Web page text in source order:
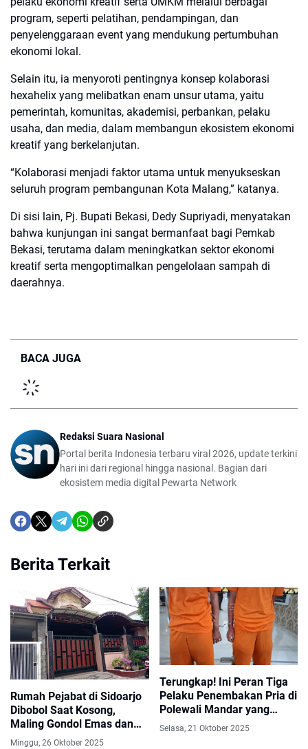
program, seperti pelatihan, pendampingan, dan
penyelenggaraan event yang mendukung pertumbuhan
ekonomi lokal.
Selain itu, ia menyoroti pentingnya konsep kolaborasi
hexahelix yang melibatkan enam unsur utama, yaitu
pemerintah, komunitas, akademisi, perbankan, pelaku
usaha, dan media, dalam membangun ekosistem ekonomi
kreatif yang berkelanjutan.
“Kolaborasi menjadi faktor utama untuk menyukseskan
seluruh program pembangunan Kota Malang,” katanya.
Di sisi lain, Pj. Bupati Bekasi, Dedy Supriyadi, menyatakan
bahwa kunjungan ini sangat bermanfaat bagi Pemkab
Bekasi, terutama dalam meningkatkan sektor ekonomi
kreatif serta mengoptimalkan pengelolaan sampah di
daerahnya.
BACA JUGA
Redaksi Suara Nasional
Portal berita Indonesia terbaru viral 2026, update terkini
hari ini dari regional hingga nasional. Bagian dari
ekosistem media digital Pewarta Network
Berita Terkait
Rumah Pejabat di Sidoarjo
Dibobol Saat Kosong,
Maling Gondol Emas dan
Berlian Bernilai Fantastis
Minggu, 26 Oktober 2025
Terungkap! Ini Peran Tiga
Pelaku Penembakan Pria di
Polewali Mandar yang
Tewas di Dalam Mobil
Selasa, 21 Oktober 2025